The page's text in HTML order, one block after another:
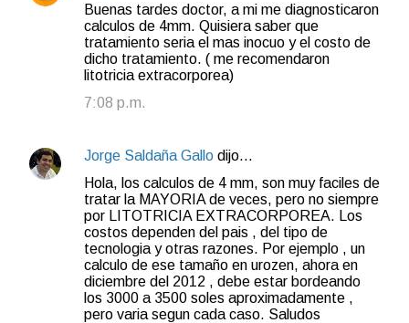
Buenas tardes doctor, a mi me diagnosticaron
calculos de 4mm. Quisiera saber que
tratamiento seria el mas inocuo y el costo de
dicho tratamiento. ( me recomendaron
litotricia extracorporea)
7:08 p.m.
Jorge Saldaña Gallo dijo…
Hola, los calculos de 4 mm, son muy faciles de
tratar la MAYORIA de veces, pero no siempre
por LITOTRICIA EXTRACORPOREA. Los
costos dependen del pais , del tipo de
tecnologia y otras razones. Por ejemplo , un
calculo de ese tamaño en urozen, ahora en
diciembre del 2012 , debe estar bordeando
los 3000 a 3500 soles aproximadamente ,
pero varia segun cada caso. Saludos